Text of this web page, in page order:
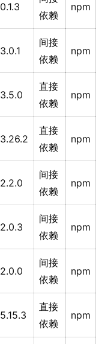
0.1.3
依赖
npm
3.0.1
间接
依赖
npm
3.5.0
直接
依赖
npm
3.26.2
直接
依赖
npm
2.2.0
间接
依赖
npm
2.0.3
间接
依赖
npm
2.0.0
间接
依赖
npm
5.15.3
直接
依赖
npm